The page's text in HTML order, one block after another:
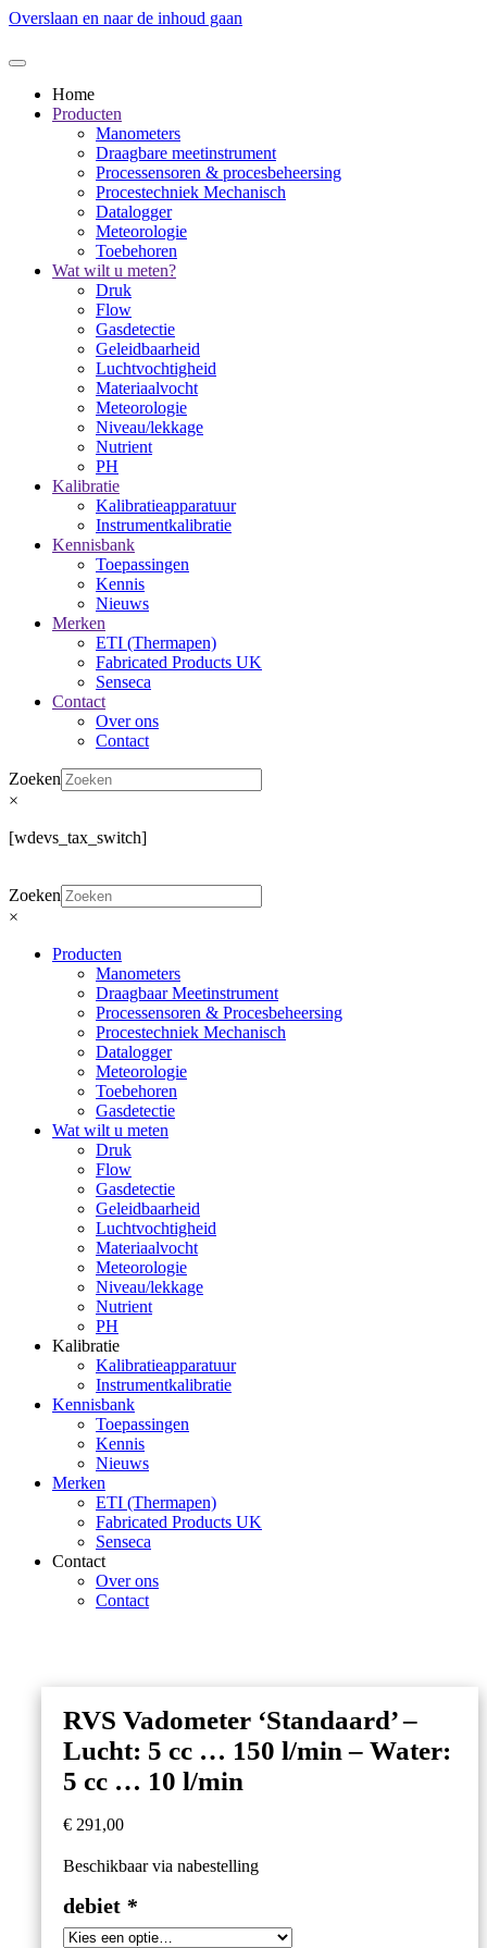
Overslaan en naar de inhoud gaan
Home
Producten
Manometers
Draagbare meetinstrument
Processensoren & procesbeheersing
Procestechniek Mechanisch
Datalogger
Meteorologie
Toebehoren
Wat wilt u meten?
Druk
Flow
Gasdetectie
Geleidbaarheid
Luchtvochtigheid
Materiaalvocht
Meteorologie
Niveau/lekkage
Nutrient
PH
Kalibratie
Kalibratieapparatuur
Instrumentkalibratie
Kennisbank
Toepassingen
Kennis
Nieuws
Merken
ETI (Thermapen)
Fabricated Products UK
Senseca
Contact
Over ons
Contact
Zoeken
×
[wdevs_tax_switch]
Zoeken
×
Producten
Manometers
Draagbaar Meetinstrument
Processensoren & Procesbeheersing
Procestechniek Mechanisch
Datalogger
Meteorologie
Toebehoren
Gasdetectie
Wat wilt u meten
Druk
Flow
Gasdetectie
Geleidbaarheid
Luchtvochtigheid
Materiaalvocht
Meteorologie
Niveau/lekkage
Nutrient
PH
Kalibratie
Kalibratieapparatuur
Instrumentkalibratie
Kennisbank
Toepassingen
Kennis
Nieuws
Merken
ETI (Thermapen)
Fabricated Products UK
Senseca
Contact
Over ons
Contact
RVS Vadometer ‘Standaard’ –
Lucht: 5 cc … 150 l/min – Water:
5 cc … 10 l/min
€ 291,00
Beschikbaar via nabestelling
debiet *